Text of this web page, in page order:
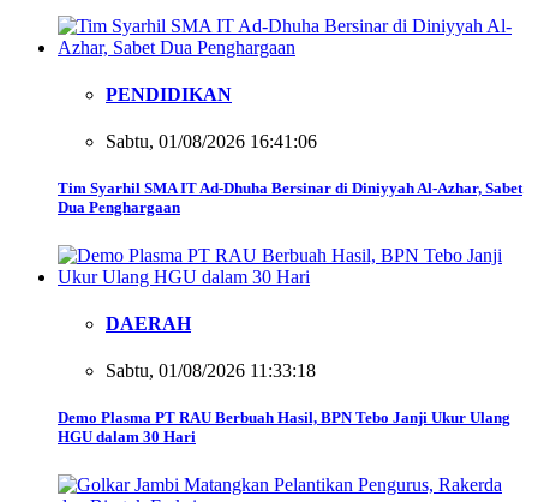
PENDIDIKAN
Sabtu, 01/08/2026 16:41:06
Tim Syarhil SMA IT Ad-Dhuha Bersinar di Diniyyah Al-Azhar, Sabet
Dua Penghargaan
DAERAH
Sabtu, 01/08/2026 11:33:18
Demo Plasma PT RAU Berbuah Hasil, BPN Tebo Janji Ukur Ulang
HGU dalam 30 Hari